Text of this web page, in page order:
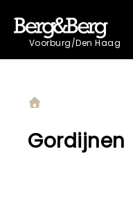
Voorburg/Den Haag
Gordijnen